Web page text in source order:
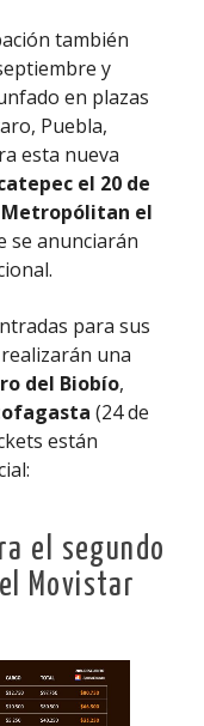
también
y
en plazas
Puebla,
esta nueva
el 20 de
el
se anunciarán
para sus
una
del Biobío,
(24 de
están
el segundo
Movistar